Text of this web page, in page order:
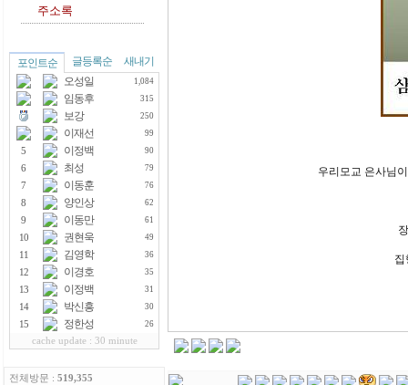
주소록
포인트순 글등록순
새내기
오성일
1,084
임동후 315
보강 250
이재선 99
5 이정백 90
6 최성 79
7 이동훈 76
8 양인상 62
9 이동만 61
10 권현욱 49
11 김영학 36
12 이경호 35
13 이정백 31
14 박신흥 30
15 정한성 26
cache update : 30 minute
전체방문 : 519,355
우리모교 은사님
집